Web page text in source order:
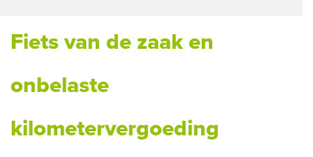
Fiets van de zaak en
onbelaste
kilometervergoeding